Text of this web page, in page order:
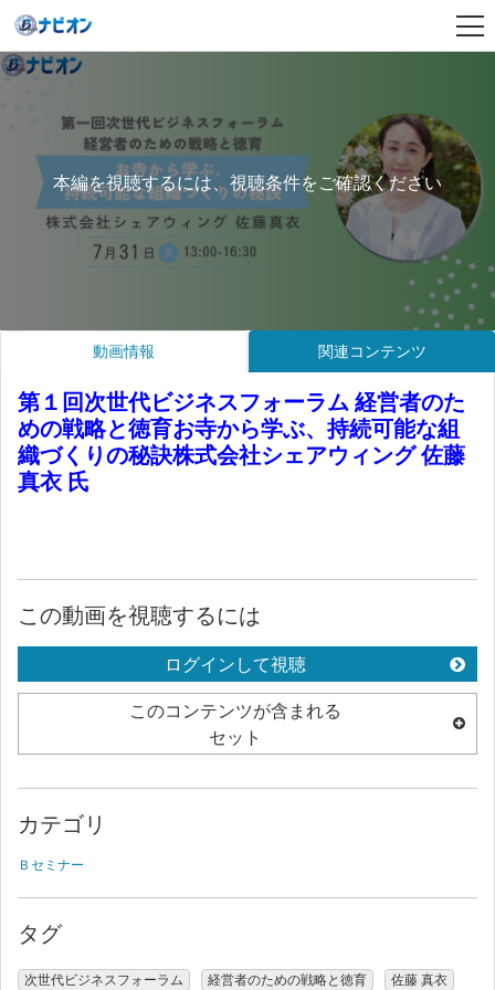
本編を視聴するには、視聴条件をご確認ください
動画情報 関連コンテンツ
第１回次世代ビジネスフォーラム 経営者のた
めの戦略と徳育お寺から学ぶ、持続可能な組
織づくりの秘訣株式会社シェアウィング 佐藤
真衣 氏
この動画を視聴するには
ログインして視聴
このコンテンツが含まれる
セット
カテゴリ
Ｂセミナー
タグ
次世代ビジネスフォーラム 経営者のための戦略と徳育 佐藤 真衣